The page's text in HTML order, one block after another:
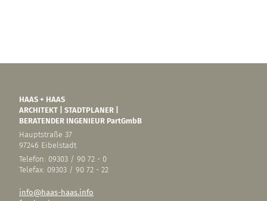
HAAS + HAAS
ARCHITEKT | STADTPLANER |
BERATENDER INGENIEUR PartGmbB
Hauptstraße 37
97246 Eibelstadt
Telefon: 09303 / 90 72 - 0
Telefax: 09303 / 90 72 - 22
info@haas-haas.info